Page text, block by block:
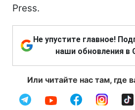
Press.
Не упустите главное!
наши обновления в
Или читайте нас там, где